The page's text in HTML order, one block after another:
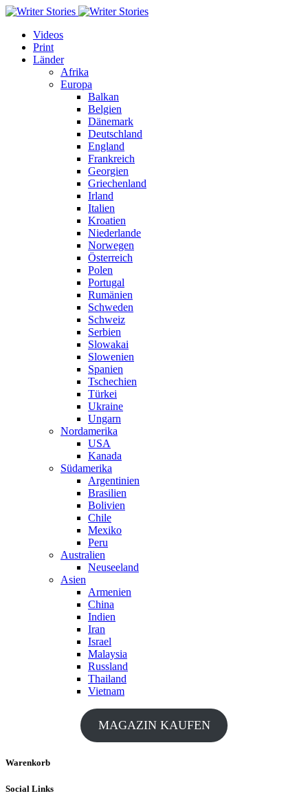
Videos
Print
Länder
Afrika
Europa
Balkan
Belgien
Dänemark
Deutschland
England
Frankreich
Georgien
Griechenland
Irland
Italien
Kroatien
Niederlande
Norwegen
Österreich
Polen
Portugal
Rumänien
Schweden
Schweiz
Serbien
Slowakai
Slowenien
Spanien
Tschechien
Türkei
Ukraine
Ungarn
Nordamerika
USA
Kanada
Südamerika
Argentinien
Brasilien
Bolivien
Chile
Mexiko
Peru
Australien
Neuseeland
Asien
Armenien
China
Indien
Iran
Israel
Malaysia
Russland
Thailand
Vietnam
MAGAZIN KAUFEN
Warenkorb
Social Links